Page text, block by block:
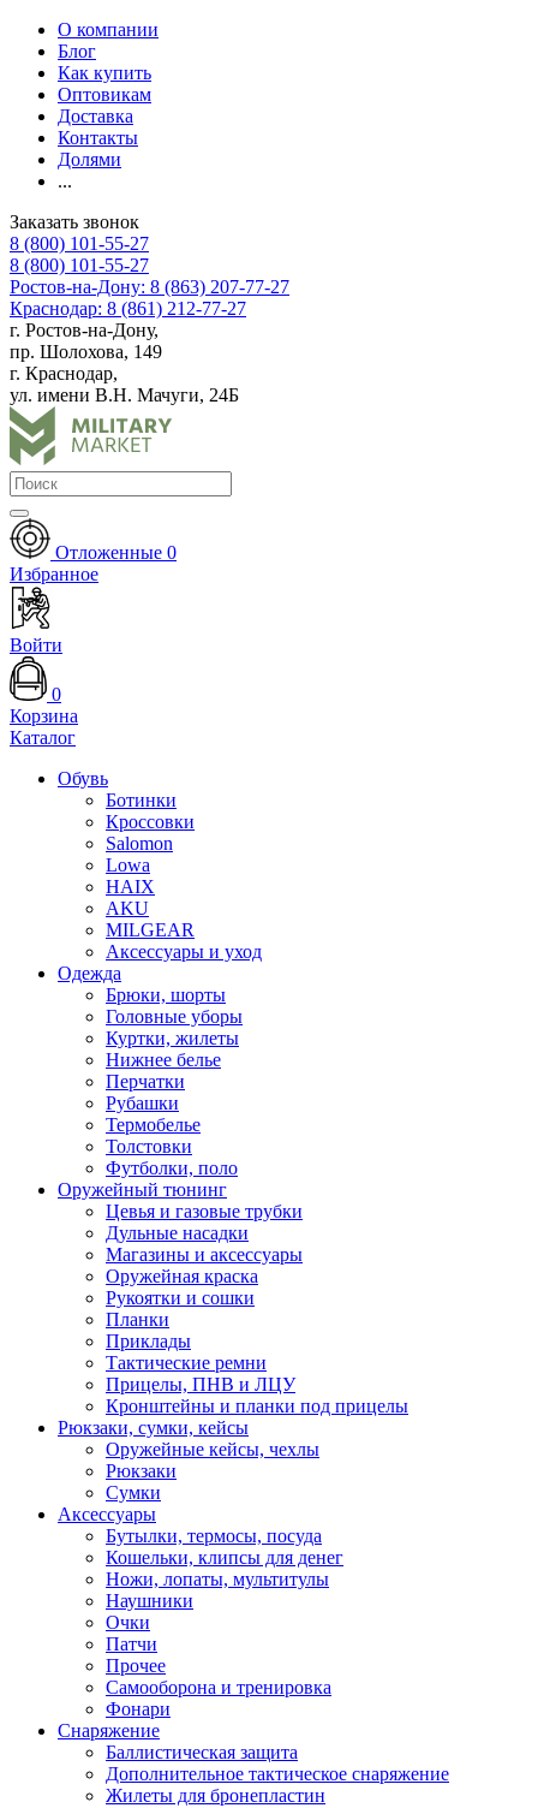
О компании
Блог
Как купить
Оптовикам
Доставка
Контакты
Долями
...
Заказать звонок
8 (800) 101-55-27
8 (800) 101-55-27
Ростов-на-Дону: 8 (863) 207-77-27
Краснодар: 8 (861) 212-77-27
г. Ростов-на-Дону,
пр. Шолохова, 149
г. Краснодар,
ул. имени В.Н. Мачуги, 24Б
Отложенные 0
Избранное
Войти
0
Корзина
Каталог
Обувь
Ботинки
Кроссовки
Salomon
Lowa
HAIX
AKU
MILGEAR
Аксессуары и уход
Одежда
Брюки, шорты
Головные уборы
Куртки, жилеты
Нижнее белье
Перчатки
Рубашки
Термобелье
Толстовки
Футболки, поло
Оружейный тюнинг
Цевья и газовые трубки
Дульные насадки
Магазины и аксессуары
Оружейная краска
Рукоятки и сошки
Планки
Приклады
Тактические ремни
Прицелы, ПНВ и ЛЦУ
Кронштейны и планки под прицелы
Рюкзаки, сумки, кейсы
Оружейные кейсы, чехлы
Рюкзаки
Сумки
Аксессуары
Бутылки, термосы, посуда
Кошельки, клипсы для денег
Ножи, лопаты, мультитулы
Наушники
Очки
Патчи
Прочее
Самооборона и тренировка
Фонари
Снаряжение
Баллистическая защита
Дополнительное тактическое снаряжение
Жилеты для бронепластин